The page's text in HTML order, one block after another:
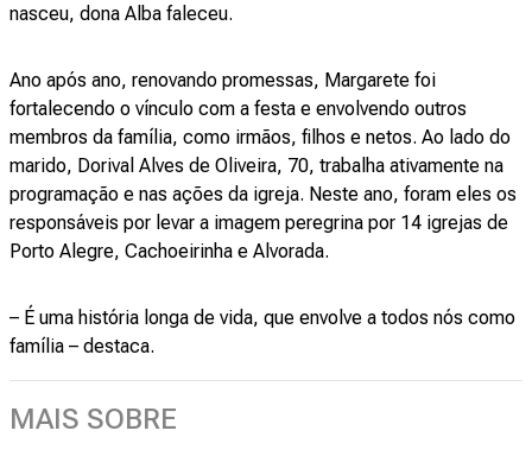
nasceu, dona Alba faleceu.
Ano após ano, renovando promessas, Margarete foi
fortalecendo o vínculo com a festa e envolvendo outros
membros da família, como irmãos, filhos e netos. Ao lado do
marido, Dorival Alves de Oliveira, 70, trabalha ativamente na
programação e nas ações da igreja. Neste ano, foram eles os
responsáveis por levar a imagem peregrina por 14 igrejas de
Porto Alegre, Cachoeirinha e Alvorada.
– É uma história longa de vida, que envolve a todos nós como
família – destaca.
MAIS SOBRE